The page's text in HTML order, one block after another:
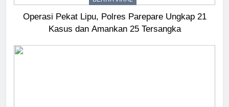
Operasi Pekat Lipu, Polres Parepare Ungkap 21
Kasus dan Amankan 25 Tersangka